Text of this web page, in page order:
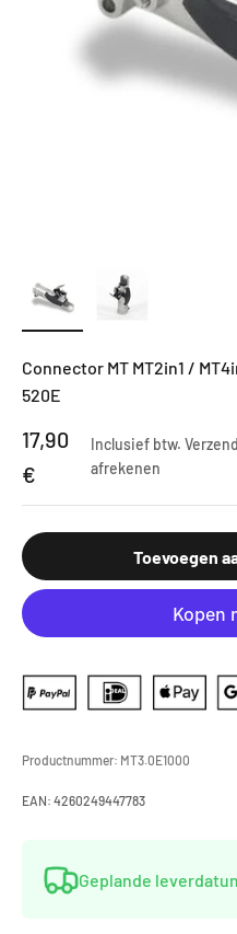
Connector MT MT2in1 /
520E
Aanbiedingsprijs
17,90
€
Inclusief btw.
afrekenen
Toevoegen
Productnummer: MT3.0E1000
EAN: 4260249447783
Geplande